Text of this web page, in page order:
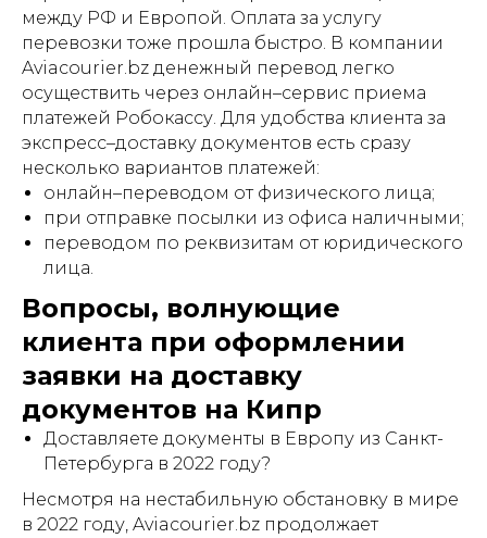
между РФ и Европой. Оплата за услугу
перевозки тоже прошла быстро. В компании
Aviacourier.bz денежный перевод легко
осуществить через онлайн–сервис приема
платежей Робокассу. Для удобства клиента за
экспресс–доставку документов есть сразу
несколько вариантов платежей:
онлайн–переводом от физического лица;
при отправке посылки из офиса наличными;
переводом по реквизитам от юридического
лица.
Вопросы, волнующие
клиента при оформлении
заявки на доставку
документов на Кипр
Доставляете документы в Европу из Санкт-
Петербурга в 2022 году?
Несмотря на нестабильную обстановку в мире
в 2022 году, Aviacourier.bz продолжает